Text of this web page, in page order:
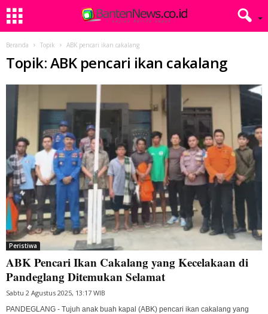
Beranda Topik ABK pencari ikan cakalang
Topik: ABK pencari ikan cakalang
Peristiwa
ABK Pencari Ikan Cakalang yang Kecelakaan di
Pandeglang Ditemukan Selamat
Sabtu 2 Agustus 2025, 13:17 WIB
PANDEGLANG - Tujuh anak buah kapal (ABK) pencari ikan cakalang yang